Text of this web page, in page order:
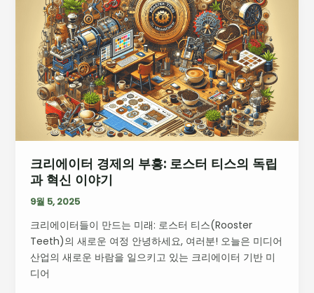
크리에이터 경제의 부흥: 로스터 티스의 독립
과 혁신 이야기
9월 5, 2025
크리에이터들이 만드는 미래: 로스터 티스(Rooster
Teeth)의 새로운 여정 안녕하세요, 여러분! 오늘은 미디어
산업의 새로운 바람을 일으키고 있는 크리에이터 기반 미
디어
터
경
제
의
스
터
티
의
독
립
과